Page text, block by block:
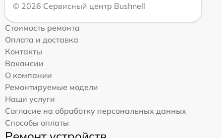
© 2026 Сервисный центр Bushnell
Стоимость ремонта
Оплата и доставка
Контакты
Вакансии
О компании
Ремонтируемые модели
Наши услуги
Согласие на обработку персональных данных
Способы оплаты